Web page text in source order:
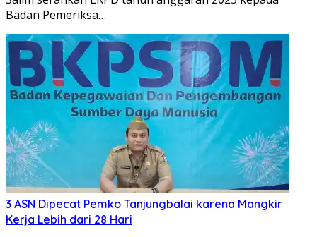
Badan Pemeriksa…
3 ASN Dipecat Pemko Tanjungbalai karena Mangkir
Kerja Lebih dari 28 Hari